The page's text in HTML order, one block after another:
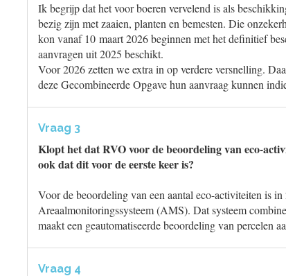
Ik begrijp dat het voor boeren vervelend is als
bezig zijn met zaaien, planten en bemesten. Die
kon vanaf 10 maart 2026 beginnen met het definitief
aanvragen uit 2025 beschikt.
Voor 2026 zetten we extra in op verdere versnelling.
deze Gecombineerde Opgave hun aanvraag kunnen
Vraag 3
Klopt het dat RVO voor de beoordeling van eco-
ook dat dit voor de eerste keer is?
Voor de beoordeling van een aantal eco-activiteiten is
Areaalmonitoringssysteem (AMS). Dat systeem
maakt een geautomatiseerde beoordeling van percelen
Vraag 4